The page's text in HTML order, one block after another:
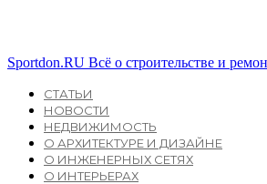
Sportdon.RU Всё о строительстве и
СТАТЬИ
НОВОСТИ
НЕДВИЖИМОСТЬ
О АРХИТЕКТУРЕ И ДИЗАЙНЕ
О ИНЖЕНЕРНЫХ СЕТЯХ
О ИНТЕРЬЕРАХ